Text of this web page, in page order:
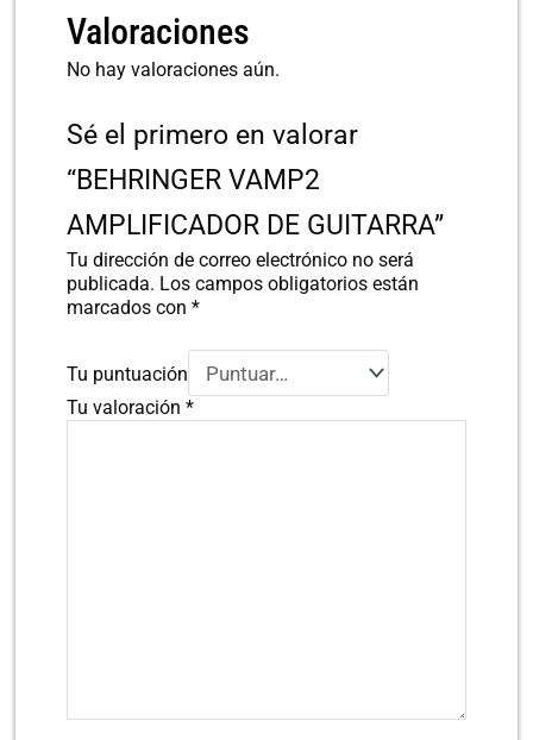
Valoraciones
No hay valoraciones aún.
Sé el primero en valorar
“BEHRINGER VAMP2
AMPLIFICADOR DE GUITARRA”
Tu dirección de correo electrónico no será
publicada. Los campos obligatorios están
marcados con*
Tu puntuación
Tu valoración*